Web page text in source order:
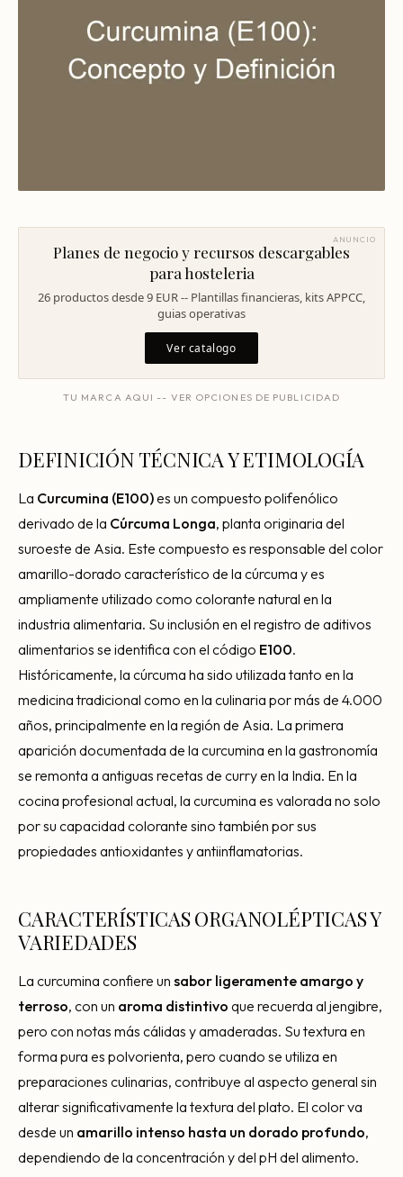
Arquitectura Gastronómica
Escandallos de restaurante
Ingeniería de menú
Rotación de personal
Cuánto cuesta abrir
Plan de negocio
Permisos en Madrid
Licencias Barcelona
Por qué fracasan
Mi restaurante va a cerrar
ANUNCIO
Planes de negocio y recursos descargables
para hosteleria
26 productos desde 9 EUR -- Plantillas financieras, kits APPCC,
guias operativas
Ver catalogo
TU MARCA AQUI -- VER OPCIONES DE PUBLICIDAD
DEFINICIÓN TÉCNICA Y ETIMOLOGÍA
La Curcumina (E100)es un compuesto polifenólico
derivado de la Cúrcuma Longa, planta originaria del
suroeste de Asia. Este compuesto es responsable del color
amarillo-dorado característico de la cúrcuma y es
ampliamente utilizado como colorante natural en la
industria alimentaria. Su inclusión en el registro de aditivos
alimentarios se identifica con el código E100.
Históricamente, la cúrcuma ha sido utilizada tanto en la
medicina tradicional como en la culinaria por más de 4.000
años, principalmente en la región de Asia. La primera
aparición documentada de la curcumina en la gastronomía
se remonta a antiguas recetas de curry en la India. En la
cocina profesional actual, la curcumina es valorada no solo
por su capacidad colorante sino también por sus
propiedades antioxidantes y antiinflamatorias.
CARACTERÍSTICAS ORGANOLÉPTICAS Y
VARIEDADES
La curcumina confiere un sabor ligeramente amargo y
terroso, con un aroma distintivo que recuerda al jengibre,
pero con notas más cálidas y amaderadas. Su textura en
forma pura es polvorienta, pero cuando se utiliza en
preparaciones culinarias, contribuye al aspecto general sin
alterar significativamente la textura del plato. El color va
desde un amarillo intenso hasta un dorado profundo,
dependiendo de la concentración y del pH del alimento.